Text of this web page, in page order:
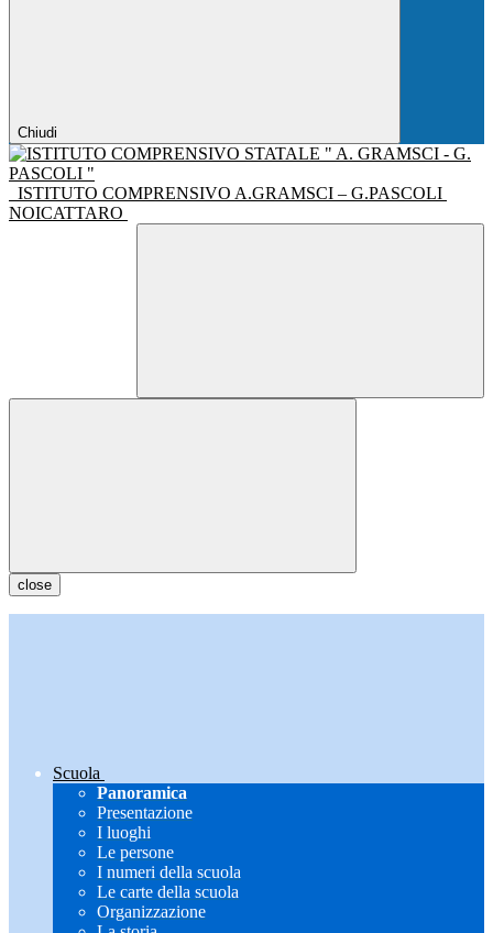
Chiudi
ISTITUTO COMPRENSIVO A.GRAMSCI – G.PASCOLI
NOICATTARO
close
Scuola
Panoramica
Presentazione
I luoghi
Le persone
I numeri della scuola
Le carte della scuola
Organizzazione